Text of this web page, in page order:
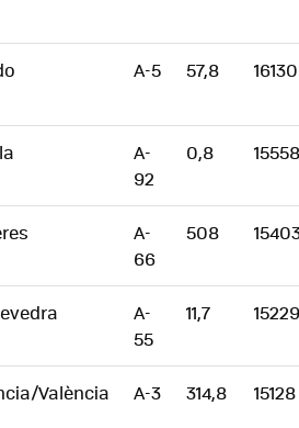
A-5 57,8 16130
A-
92
0,8 15558
A-
66
508
A-
55
11,7 15229
València A-3 314,8 15128